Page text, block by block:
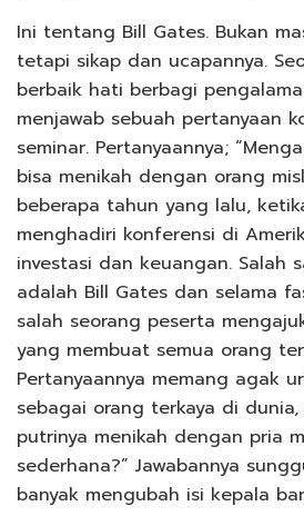
Ini tentang Bill Gates. Bukan
tetapi sikap dan ucapannya.
berbaik hati berbagi
menjawab sebuah pertanyaan
seminar. Pertanyaannya;
bisa menikah dengan orang
beberapa tahun yang lalu,
menghadiri konferensi di
investasi dan keuangan. Salah
adalah Bill Gates dan selama
salah seorang peserta
yang membuat semua orang
Pertanyaannya memang agak
sebagai orang terkaya di
putrinya menikah dengan pria
sederhana?” Jawabannya
banyak mengubah isi kepala